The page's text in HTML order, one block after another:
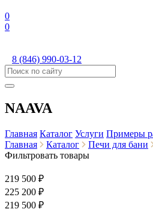
0
0
8 (846) 990-03-12
NAAVA
Главная Каталог Услуги Примеры
Главная
Каталог Печи для бани
Фильтровать товары
219 500 ₽
225 200 ₽
219 500 ₽